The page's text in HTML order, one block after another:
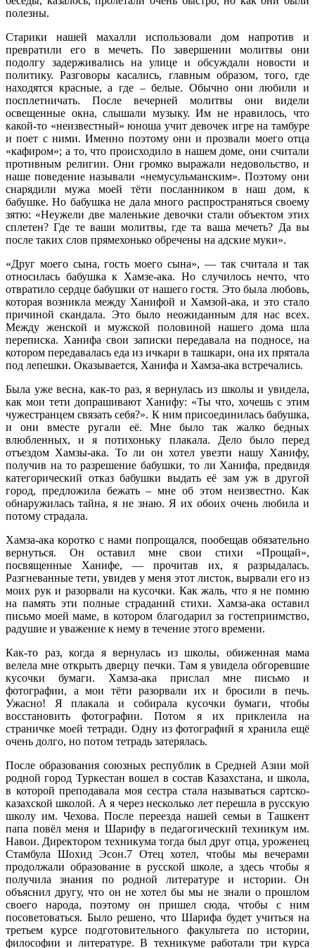
полезны.
Старики нашей махалли использовали дом напротив и
превратили его в мечеть. По завершении молитвы они
подолгу задерживались на улице и обсуждали новости и
политику. Разговоры касались, главным образом, того, где
находятся красные, а где – белые. Обычно они любили и
посплетничать. После вечерней молитвы они видели
освещенные окна, слышали музыку. Им не нравилось, что
какой-то «неизвестный» юноша учит девочек игре на тамбуре
и поет с ними. Именно поэтому они и прозвали моего отца
«кафиром»; а то, что происходило в нашем доме, они считали
противным религии. Они громко выражали недовольство, и
наше поведение называли «немусульманским». Поэтому они
снарядили мужа моей тёти посланником в наш дом, к
бабушке. Но бабушка не дала много распространяться своему
зятю: «Неужели две маленькие девочки стали объектом этих
сплетен? Где те ваши молитвы, где та ваша мечеть? Да вы
после таких слов прямехонько обречены на адские муки».
«Друг моего сына, гость моего сына», — так считала и так
относилась бабушка к Хамзе-ака. Но случилось нечто, что
отвратило сердце бабушки от нашего гостя. Это была любовь,
которая возникла между Ханифой и Хамзой-ака, и это стало
причиной скандала. Это было неожиданным для нас всех.
Между женской и мужской половиной нашего дома шла
переписка. Ханифа свои записки передавала на подносе, на
котором передавалась еда из ичкари в ташкари, она их прятала
под лепешки. Оказывается, Ханифа и Хамза-ака встречались.
Была уже весна, как-то раз, я вернулась из школы и увидела,
как мои тети допрашивают Ханифу: «Ты что, хочешь с этим
чужестранцем связать себя?». К ним присоединилась бабушка,
и они вместе ругали её. Мне было так жалко бедных
влюбленных, и я потихоньку плакала. Дело было перед
отъездом Хамзы-ака. То ли он хотел увезти нашу Ханифу,
получив на то разрешение бабушки, то ли Ханифа, предвидя
категорический отказ бабушки выдать её зам уж в другой
город, предложила бежать – мне об этом неизвестно. Как
обнаружилась тайна, я не знаю. Я их обоих очень любила и
потому страдала.
Хамза-ака коротко с нами попрощался, пообещав обязательно
вернуться. Он оставил мне свои стихи «Прощай»,
посвященные Ханифе, — прочитав их, я разрыдалась.
Разгневанные тети, увидев у меня этот листок, вырвали его из
моих рук и разорвали на кусочки. Как жаль, что я не помню
на память эти полные страданий стихи. Хамза-ака оставил
письмо моей маме, в котором благодарил за гостеприимство,
радушие и уважение к нему в течение этого времени.
Как-то раз, когда я вернулась из школы, обиженная мама
велела мне открыть дверцу печки. Там я увидела обгоревшие
кусочки бумаги. Хамза-ака прислал мне письмо и
фотографии, а мои тёти разорвали их и бросили в печь.
Ужасно! Я плакала и собирала кусочки бумаги, чтобы
восстановить фотографии. Потом я их приклеила на
страничке моей тетради. Одну из фотографий я хранила ещё
очень долго, но потом тетрадь затерялась.
После образования союзных республик в Средней Азии мой
родной город Туркестан вошел в состав Казахстана, и школа,
в которой преподавала моя сестра стала называться сартско-
казахской школой. А я через несколько лет перешла в русскую
школу им. Чехова. После переезда нашей семьи в Ташкент
папа повёл меня и Шарифу в педагогический техникум им.
Навои. Директором техникума тогда был друг отца, уроженец
Стамбула Шохид Эсон.7 Отец хотел, чтобы мы вечерами
продолжали образование в русской школе, а здесь чтобы я
получила знания по родной литературе и истории. Он
объяснил другу, что он не хотел бы мы не знали о прошлом
своего народа, поэтому он пришел сюда, чтобы с ним
посоветоваться. Было решено, что Шарифа будет учиться на
третьем курсе подготовительного факультета по истории,
философии и литературе. В техникуме работали три курса